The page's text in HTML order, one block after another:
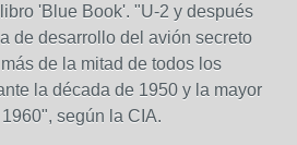
'Blue Book'. "U-2 y después
de desarrollo del avión secreto
de la mitad de todos los
la década de 1950 y la mayor
según la CIA.